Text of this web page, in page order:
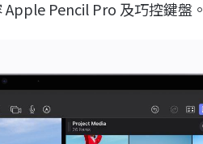
Pencil Pro 及巧控鍵盤。